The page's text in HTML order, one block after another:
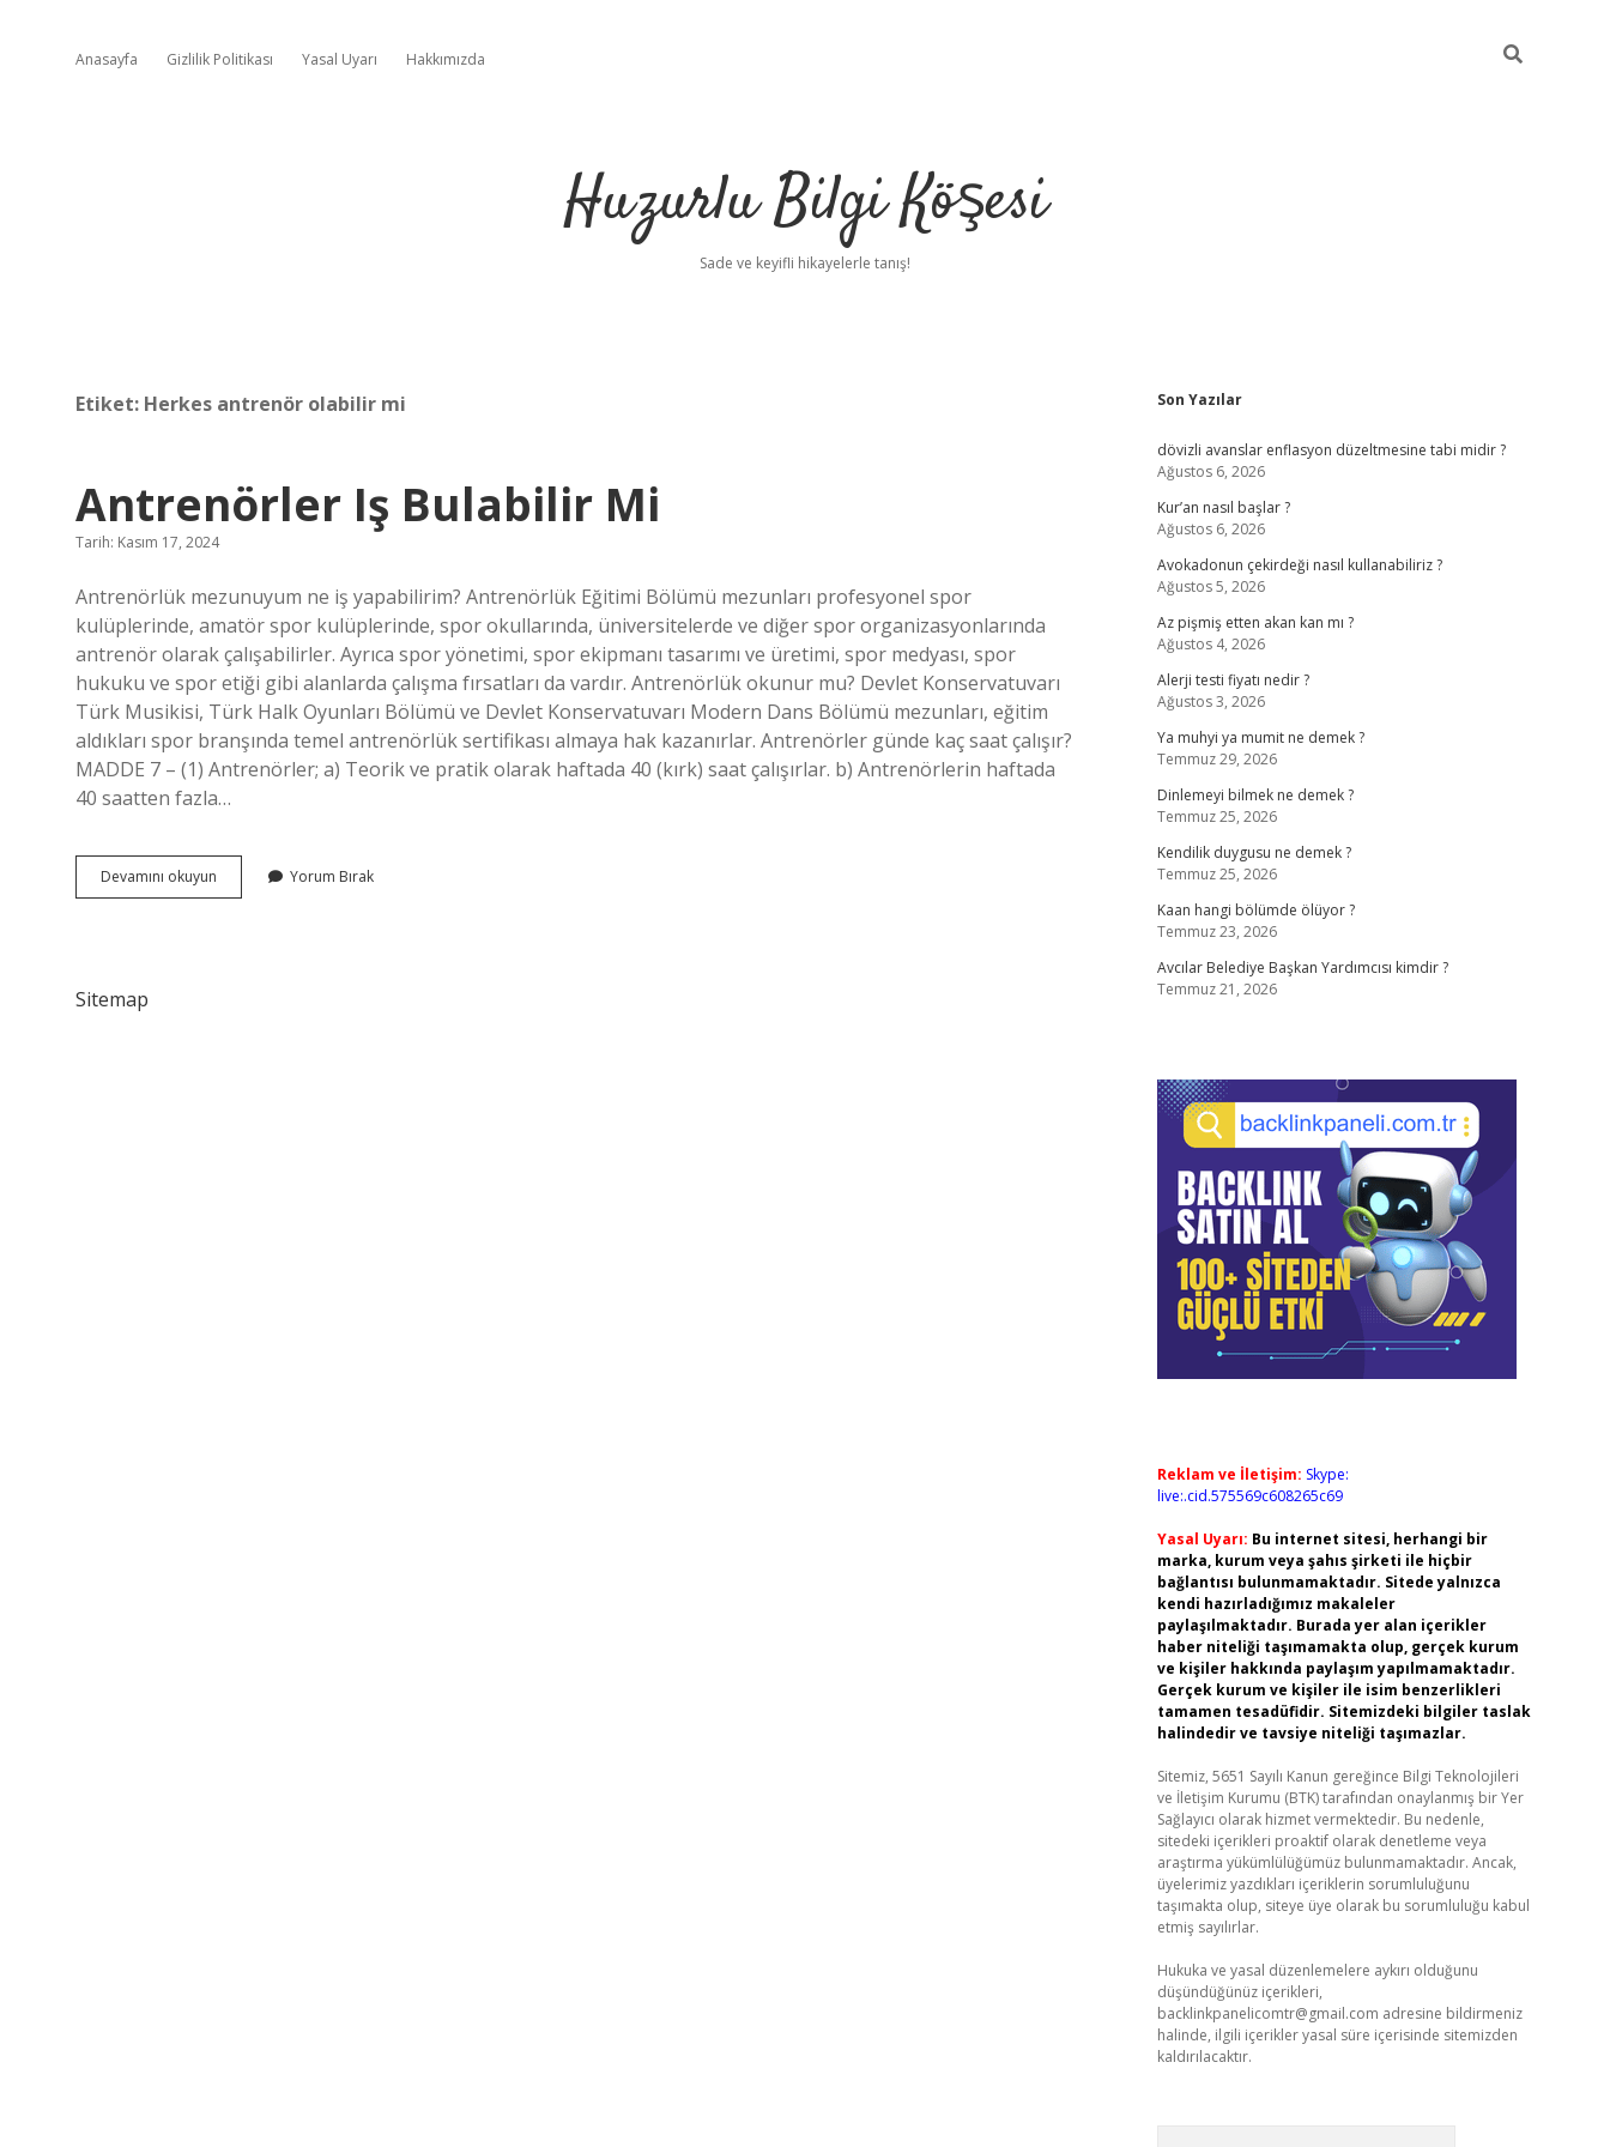
Anasayfa Gizlilik Politikası Yasal Uyarı Hakkımızda
Huzurlu Bilgi Köşesi
Sade ve keyifli hikayelerle tanış!
Etiket: Herkes antrenör olabilir mi
Antrenörler Iş Bulabilir Mi
Tarih: Kasım 17, 2024
Antrenörlük mezunuyum ne iş yapabilirim? Antrenörlük Eğitimi Bölümü mezunları profesyonel spor
kulüplerinde, amatör spor kulüplerinde, spor okullarında, üniversitelerde ve diğer spor organizasyonlarında
antrenör olarak çalışabilirler. Ayrıca spor yönetimi, spor ekipmanı tasarımı ve üretimi, spor medyası, spor
hukuku ve spor etiği gibi alanlarda çalışma fırsatları da vardır. Antrenörlük okunur mu? Devlet Konservatuvarı
Türk Musikisi, Türk Halk Oyunları Bölümü ve Devlet Konservatuvarı Modern Dans Bölümü mezunları, eğitim
aldıkları spor branşında temel antrenörlük sertifikası almaya hak kazanırlar. Antrenörler günde kaç saat çalışır?
MADDE 7 – (1) Antrenörler; a) Teorik ve pratik olarak haftada 40 (kırk) saat çalışırlar. b) Antrenörlerin haftada
40 saatten fazla…
Devamını okuyun Antrenörler
Iş
Yorum Bırak
Sitemap
Sidebar
Son Yazılar
dövizli avanslar enflasyon düzeltmesine tabi midir ?
Ağustos 6, 2026
Kur’an nasıl başlar ?
Ağustos 6, 2026
Avokadonun çekirdeği nasıl kullanabiliriz ?
Ağustos 5, 2026
Az pişmiş etten akan kan mı ?
Ağustos 4, 2026
Alerji testi fiyatı nedir ?
Ağustos 3, 2026
Ya muhyi ya mumit ne demek ?
Temmuz 29, 2026
Dinlemeyi bilmek ne demek ?
Temmuz 25, 2026
Kendilik duygusu ne demek ?
Temmuz 25, 2026
Kaan hangi bölümde ölüyor ?
Temmuz 23, 2026
Avcılar Belediye Başkan Yardımcısı kimdir ?
Temmuz 21, 2026
Reklam ve İletişim: Skype:
live:.cid.575569c608265c69
Yasal Uyarı: Bu internet sitesi, herhangi bir
marka, kurum veya şahıs şirketi ile hiçbir
bağlantısı bulunmamaktadır. Sitede yalnızca
kendi hazırladığımız makaleler
paylaşılmaktadır. Burada yer alan içerikler
haber niteliği taşımamakta olup, gerçek kurum
ve kişiler hakkında paylaşım yapılmamaktadır.
Gerçek kurum ve kişiler ile isim benzerlikleri
tamamen tesadüfidir. Sitemizdeki bilgiler taslak
halindedir ve tavsiye niteliği taşımazlar.
Sitemiz, 5651 Sayılı Kanun gereğince Bilgi Teknolojileri
ve İletişim Kurumu (BTK) tarafından onaylanmış bir Yer
Sağlayıcı olarak hizmet vermektedir. Bu nedenle,
sitedeki içerikleri proaktif olarak denetleme veya
araştırma yükümlülüğümüz bulunmamaktadır. Ancak,
üyelerimiz yazdıkları içeriklerin sorumluluğunu
taşımakta olup, siteye üye olarak bu sorumluluğu kabul
etmiş sayılırlar.
Hukuka ve yasal düzenlemelere aykırı olduğunu
düşündüğünüz içerikleri,
backlinkpanelicomtr@gmail.com adresine bildirmeniz
halinde, ilgili içerikler yasal süre içerisinde sitemizden
kaldırılacaktır.